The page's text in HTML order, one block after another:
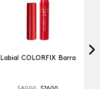
Labial COLORFIX Barra